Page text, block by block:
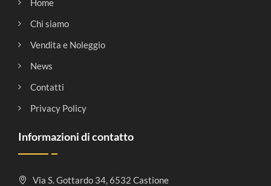
Home
Chi siamo
Vendita e Noleggio
News
Contatti
Privacy Policy
Informazioni di contatto
Via S. Gottardo 34, 6532 Castione